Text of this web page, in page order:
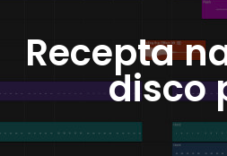
Recepta
disco